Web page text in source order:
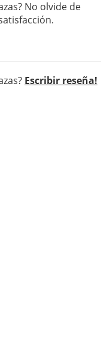
No olvide de
Escribir reseña!